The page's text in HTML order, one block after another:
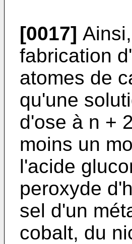
[0017]
fabrication
atomes de
qu'une
d'ose à n +
moins un
l'acide
peroxyde
sel d'un
cobalt, du